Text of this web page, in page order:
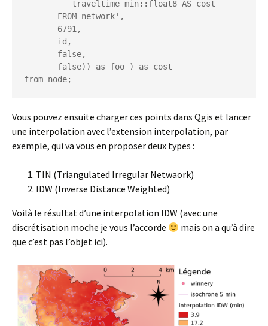
traveltime_min::float8 AS cost
FROM network',
6791,
id,
false,
false)) as foo ) as cost
Vous pouvez ensuite charger ces points dans Qgis et lancer
une interpolation avec l’extension interpolation, par
exemple, qui va vous en proposer deux types :
TIN (Triangulated Irregular Netwaork)
IDW (Inverse Distance Weighted)
Voilà le résultat d’une interpolation IDW (avec une
discrétisation moche je vous l’accorde
mais on a qu’à dire
que c’est pas l’objet ici).